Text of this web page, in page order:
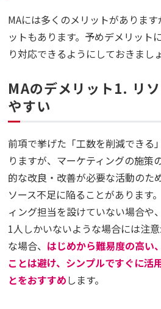
MAには多くのメリットがありま
ットもあります。予めデメリット
り対応できるようにしておきまし
MAのデメリット1. リ
やすい
前項で挙げた「工数を削減できる
りますが、マーケティングの施策
的な改良・改善が必要な活動のた
ソース不足に陥ることがあります
ィング担当を設けていない場合や
1人しかいないような場合には注
な場合、 はじめから難易度の高い
ことは避け、シンプルですぐに活
とをおすすめします。